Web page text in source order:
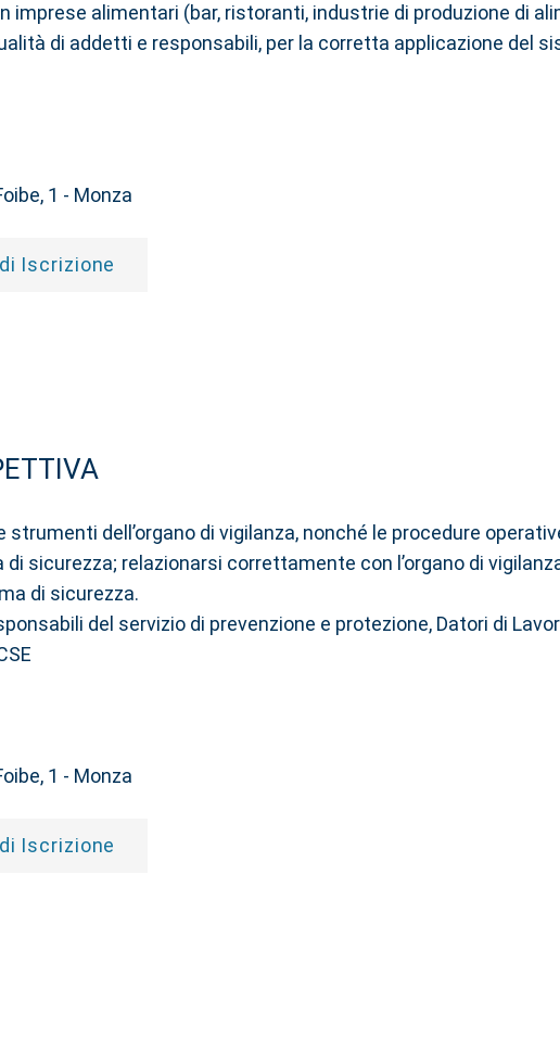
imprese alimentari (bar, ristoranti, industrie di produzione di
di addetti e responsabili, per la corretta applicazione del
1 - Monza
Iscrizione
dell’organo di vigilanza, nonché le procedure
sicurezza; relazionarsi correttamente con l’organo di
di sicurezza.
del servizio di prevenzione e protezione, Datori di
1 - Monza
Iscrizione